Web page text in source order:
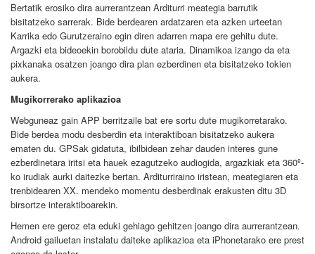
Bertatik erosiko dira aurrerantzean Arditurri meategia barrutik
bisitatzeko sarrerak. Bide berdearen ardatzaren eta azken urteetan
Karrika edo Gurutzeraino egin diren adarren mapa ere gehitu dute.
Argazki eta bideoekin borobildu dute ataria. Dinamikoa izango da eta
pixkanaka osatzen joango dira plan ezberdinen eta bisitatzeko tokien
aukera.
Mugikorrerako aplikazioa
Webguneaz gain APP berritzaile bat ere sortu dute mugikorretarako.
Bide berdea modu desberdin eta interaktiboan bisitatzeko aukera
ematen du. GPSak gidatuta, ibilbidean zehar dauden interes gune
ezberdinetara iritsi eta hauek ezagutzeko audiogida, argazkiak eta 360º-
ko irudiak aurki daitezke bertan. Arditurriraino iristean, meategiaren eta
trenbidearen XX. mendeko momentu desberdinak erakusten ditu 3D
birsortze interaktiboarekin.
Hemen ere geroz eta eduki gehiago gehitzen joango dira aurrerantzean.
Android gailuetan instalatu daiteke aplikazioa eta iPhonetarako ere prest